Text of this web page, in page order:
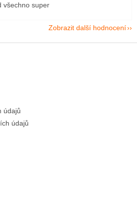
všechno super
Zobrazit další hodnocení
údajů
údajů